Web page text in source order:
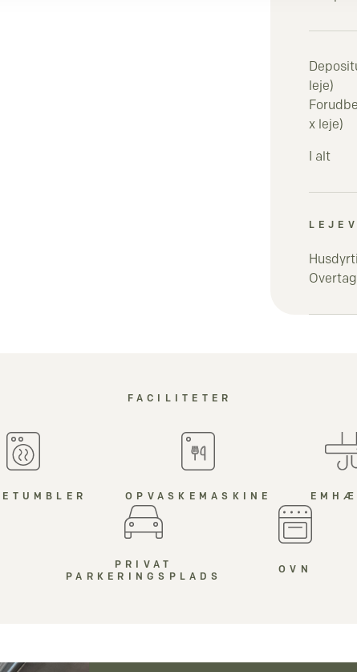
leje)
x leje)
I alt
FACILITETER
OPVASKEMASKINE
PRIVAT
PARKERINGSPLADS
OVN